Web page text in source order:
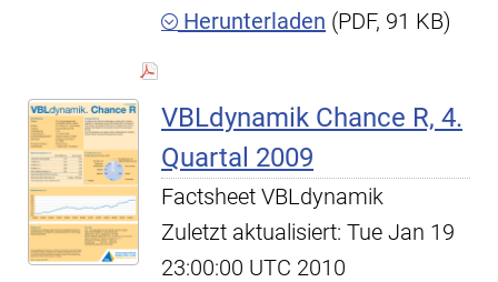
Herunterladen (PDF, 91 KB)
VBLdynamik Chance R, 4.
Quartal 2009
Factsheet VBLdynamik
Zuletzt aktualisiert: Tue Jan 19
23:00:00 UTC 2010